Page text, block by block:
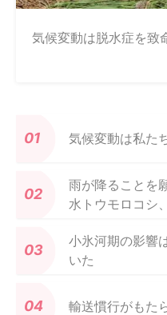
気候変動は脱水症を致
気候変動は私た
雨が降ることを
水トウモロコシ
小氷河期の影響
いた
輸送慣行がもた